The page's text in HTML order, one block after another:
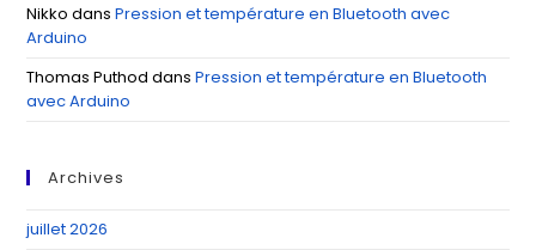
Nikko dansPression et température en Bluetooth avec
Arduino
Thomas Puthod dansPression et température en Bluetooth
avec Arduino
Archives
juillet 2026